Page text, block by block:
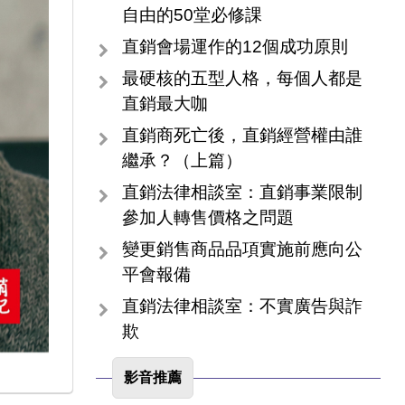
自由的50堂必修課
直銷會場運作的12個成功原則
最硬核的五型人格，每個人都是
直銷最大咖
直銷商死亡後，直銷經營權由誰
繼承？（上篇）
直銷法律相談室：直銷事業限制
參加人轉售價格之問題
變更銷售商品品項實施前應向公
平會報備
直銷法律相談室：不實廣告與詐
欺
影音推薦